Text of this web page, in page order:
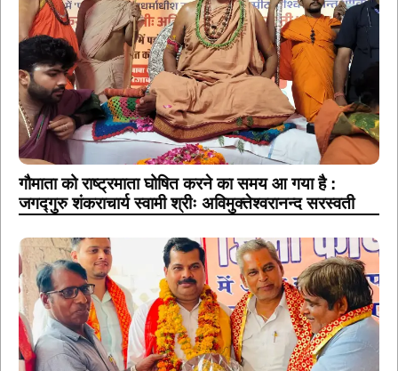
गौमाता को राष्ट्रमाता घोषित करने का समय आ गया है :
जगद्गुरु शंकराचार्य स्वामी श्रीः अविमुक्तेश्वरानन्द सरस्वती